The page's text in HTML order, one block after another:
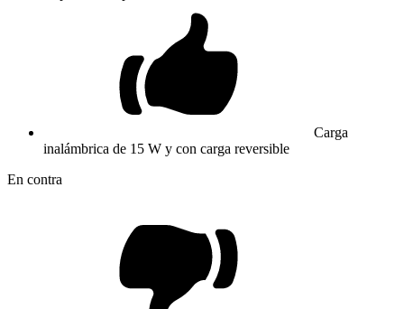
Carga
inalámbrica de 15 W y con carga reversible
En contra